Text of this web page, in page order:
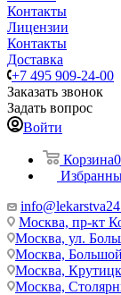
Контакты
Лицензии
Контакты
Доставка
+7 495 909-24-00
Заказать звонок
Задать вопрос
Войти
Корзина0
Москва, пр-кт
Москва, ул.
Москва,
Москва,
Москва,